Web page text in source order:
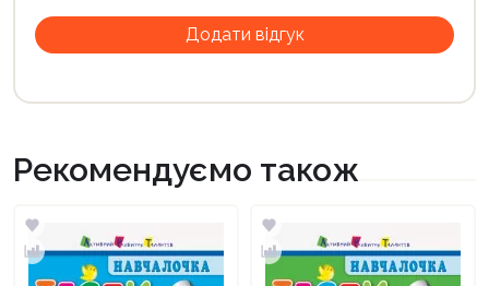
Рекомендуємо також